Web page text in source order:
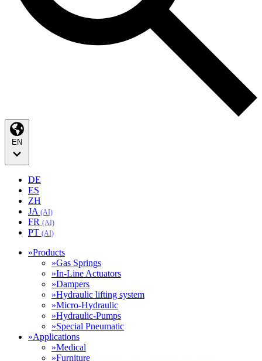
EN
DE
ES
ZH
JA (AI)
FR (AI)
PT (AI)
»Products
»Gas Springs
»In-Line Actuators
»Dampers
»Hydraulic lifting system
»Micro-Hydraulic
»Hydraulic-Pumps
»Special Pneumatic
»Applications
»Medical
»Furniture